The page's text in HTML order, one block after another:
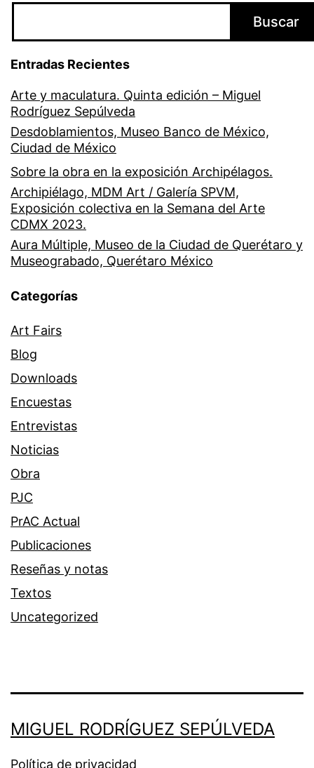
Buscar
Entradas Recientes
Arte y maculatura. Quinta edición – Miguel
Rodríguez Sepúlveda
Desdoblamientos, Museo Banco de México,
Ciudad de México
Sobre la obra en la exposición Archipélagos.
Archipiélago, MDM Art / Galería SPVM,
Exposición colectiva en la Semana del Arte
CDMX 2023.
Aura Múltiple, Museo de la Ciudad de Querétaro y
Museograbado, Querétaro México
Categorías
Art Fairs
Blog
Downloads
Encuestas
Entrevistas
Noticias
Obra
PJC
PrAC Actual
Publicaciones
Reseñas y notas
Textos
Uncategorized
MIGUEL RODRÍGUEZ SEPÚLVEDA
Política de privacidad